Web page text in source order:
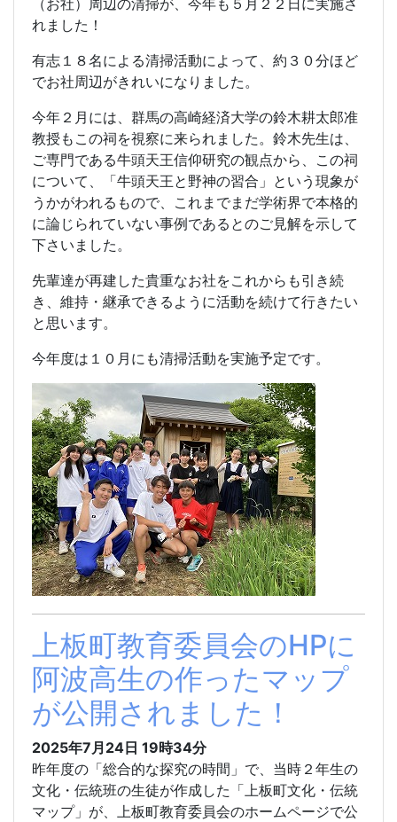
れました！
有志１８名による清掃活動によって、約３０分ほど
でお社周辺がきれいになりました。
今年２月には、群馬の高崎経済大学の鈴木耕太郎准
教授もこの祠を視察に来られました。鈴木先生は、
ご専門である牛頭天王信仰研究の観点から、この祠
について、「牛頭天王と野神の習合」という現象が
うかがわれるもので、これまでまだ学術界で本格的
に論じられていない事例であるとのご見解を示して
下さいました。
先輩達が再建した貴重なお社をこれからも引き続
き、維持・継承できるように活動を続けて行きたい
と思います。
今年度は１０月にも清掃活動を実施予定です。
上板町教育委員会のHPに
阿波高生の作ったマップ
が公開されました！
2025年7月24日 19時34分
昨年度の「総合的な探究の時間」で、当時２年生の
文化・伝統班の生徒が作成した「上板町文化・伝統
マップ」が、上板町教育委員会のホームページで公